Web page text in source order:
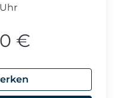
€